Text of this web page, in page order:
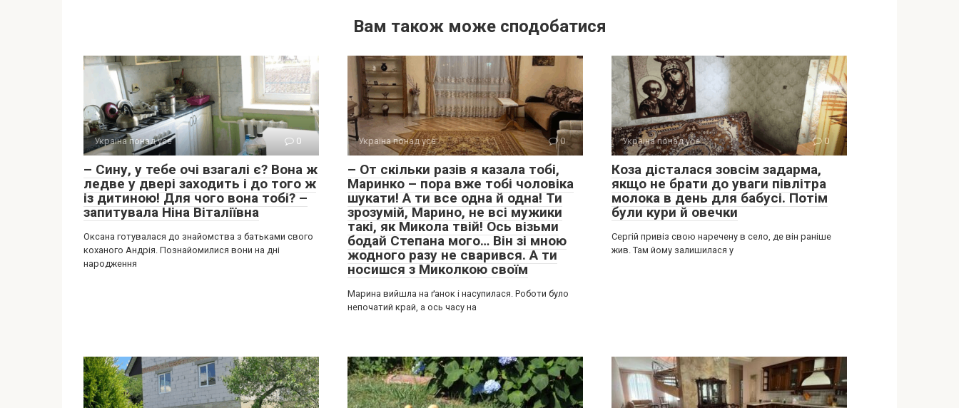
Вам також може сподобатися
Україна понад усе 0
– Сину, у тебе очі взагалі є? Вона ж
ледве у двері заходить і до того ж
із дитиною! Для чого вона тобі? –
запитувала Ніна Віталіївна
Оксана готувалася до знайомства з батьками свого
коханого Андрія. Познайомилися вони на дні
народження
Україна понад усе 0
– От скільки разів я казала тобі,
Маринко – пора вже тобі чоловіка
шукати! А ти все одна й одна! Ти
зрозумій, Марино, не всі мужики
такі, як Микола твій! Ось візьми
бодай Степана мого… Він зі мною
жодного разу не сварився. А ти
носишся з Миколкою своїм
Марина вийшла на ґанок і насупилася. Роботи було
непочатий край, а ось часу на
Україна понад усе 0
Коза дісталася зовсім задарма,
якщо не брати до уваги півлітра
молока в день для бабусі. Потім
були кури й овечки
Сергій привіз свою наречену в село, де він раніше
жив. Там йому залишилася у